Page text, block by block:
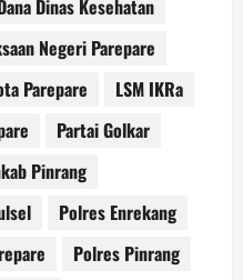
Dinas Kesehatan
Negeri Parepare
Parepare
LSM IKRa
Partai Golkar
Pinrang
Polres Enrekang
Polres Pinrang